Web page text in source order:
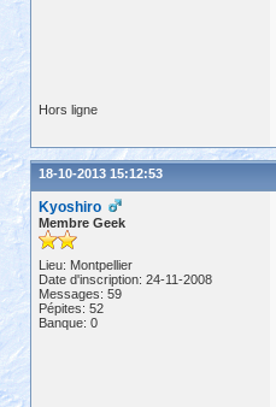
Hors ligne
18-10-2013 15:12:53
Kyoshiro
Membre Geek
Lieu: Montpellier
Date d'inscription: 24-11-2008
Messages: 59
Pépites: 52
Banque: 0